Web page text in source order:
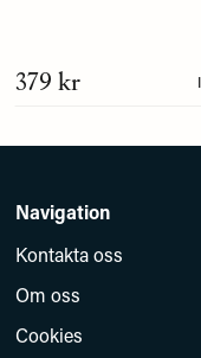
379 kr
Navigation
Kontakta oss
Om oss
Cookies